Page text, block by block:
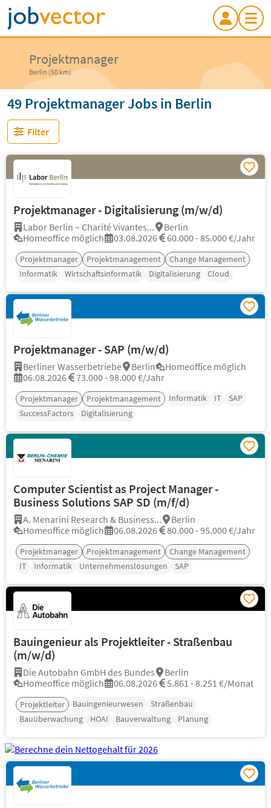
Projektmanager
Berlin (50 km)
49 Projektmanager Jobs in Berlin
Filter
Projektmanager - Digitalisierung (m/w/d)
Labor Berlin – Charité Vivantes...
Berlin
Homeoffice möglich
03.08.2026 60.000 - 85.000 €/Jahr
Projektmanager Projektmanagement
Change Management
Informatik
Wirtschaftsinformatik Digitalisierung Cloud
Projektmanager - SAP (m/w/d)
Berliner Wasserbetriebe Berlin
Homeoffice möglich
06.08.2026
73.000 - 98.000 €/Jahr
Projektmanager Projektmanagement Informatik IT
SAP
SuccessFactors
Digitalisierung
Computer Scientist as Project Manager -
Business Solutions SAP SD (m/f/d)
A. Menarini Research & Business...
Berlin
Homeoffice möglich
06.08.2026 80.000 - 95.000 €/Jahr
Projektmanager Projektmanagement
Change Management
IT
Informatik Unternehmenslösungen SAP
Bauingenieur als Projektleiter - Straßenbau
(m/w/d)
Die Autobahn GmbH des Bundes
Berlin
Homeoffice möglich
06.08.2026 5.861 - 8.251 €/Monat
Projektleiter Bauingenieurwesen
Straßenbau
Bauüberwachung
HOAI Bauverwaltung Planung